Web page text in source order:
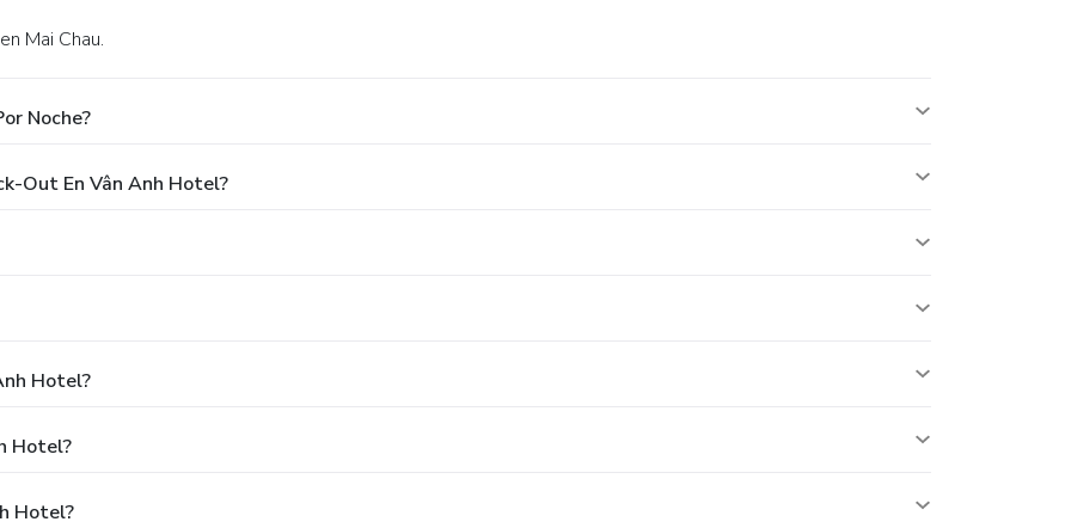
Mai Chau.
Noche?
Out En Vân Anh Hotel?
Hotel?
Hotel?
Hotel?